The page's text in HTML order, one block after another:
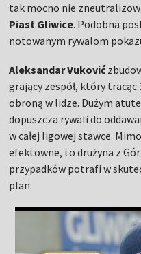
tak mocno nie
Piast Gliwice. Podobna
notowanym rywalom
Aleksandar Vuković
grający zespół, który
obroną w lidze. Dużym
dopuszcza rywali do
w całej ligowej stawce.
efektowne, to drużyna z
przypadków potrafi w
plan.